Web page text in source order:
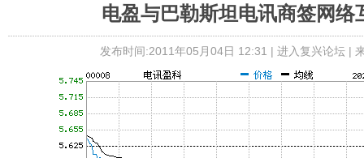
电盈与巴勒斯坦电讯商签网络
发布时间:2011年05月04日 12:31 | 进入复兴论坛|